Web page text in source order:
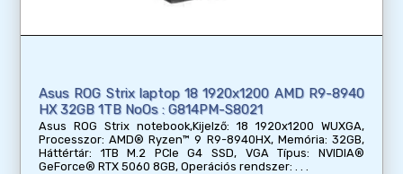
Asus ROG Strix laptop 18 1920x1200 AMD R9-8940
HX 32GB 1TB NoOs : G814PM-S8021
Asus ROG Strix notebook,Kijelző: 18 1920x1200 WUXGA,
Processzor: AMD® Ryzen™ 9 R9-8940HX, Memória: 32GB,
Háttértár: 1TB M.2 PCIe G4 SSD, VGA Típus: NVIDIA®
GeForce® RTX 5060 8GB, Operációs rendszer: